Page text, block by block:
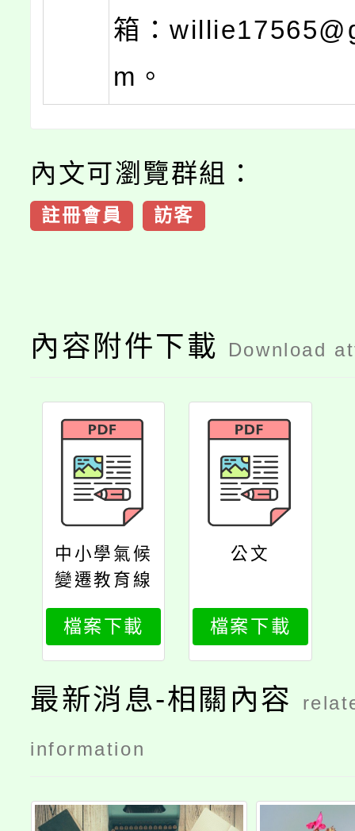
箱：
m。
內文可瀏覽群組：
註冊會員 訪客
內容附件下載 Download
中小學氣候
變遷教育線
上研習簡章
檔案下載
公文
檔案下載
最新消息-相關內容
information